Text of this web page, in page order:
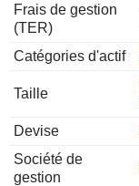
Frais de gestion
(TER)
Catégories d'actif
Taille
Devise
Société de
gestion